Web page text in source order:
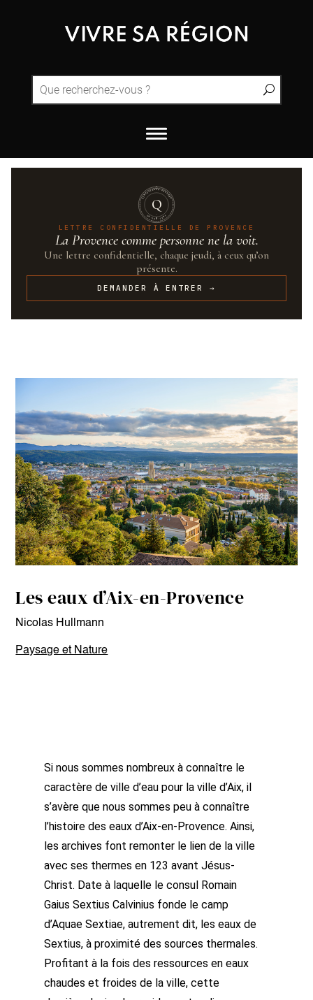
QUINTESSENCE·PROVENCE
UN·SUR·CENT
Q
LETTRE CONFIDENTIELLE DE PROVENCE
La Provence comme personne ne la voit.
Une lettre confidentielle, chaque jeudi, à ceux qu’on
présente.
DEMANDER À ENTRER →
Les eaux d’Aix-en-Provence
Nicolas Hullmann
Paysage et Nature
Si nous sommes nombreux à connaître le
caractère de ville d’eau pour la ville d’Aix, il
s’avère que nous sommes peu à connaître
l’histoire des eaux d’Aix-en-Provence. Ainsi,
les archives font remonter le lien de la ville
avec ses thermes en 123 avant Jésus-
Christ. Date à laquelle le consul Romain
Gaius Sextius Calvinius fonde le camp
d’Aquae Sextiae, autrement dit, les eaux de
Sextius, à proximité des sources thermales.
Profitant à la fois des ressources en eaux
chaudes et froides de la ville, cette